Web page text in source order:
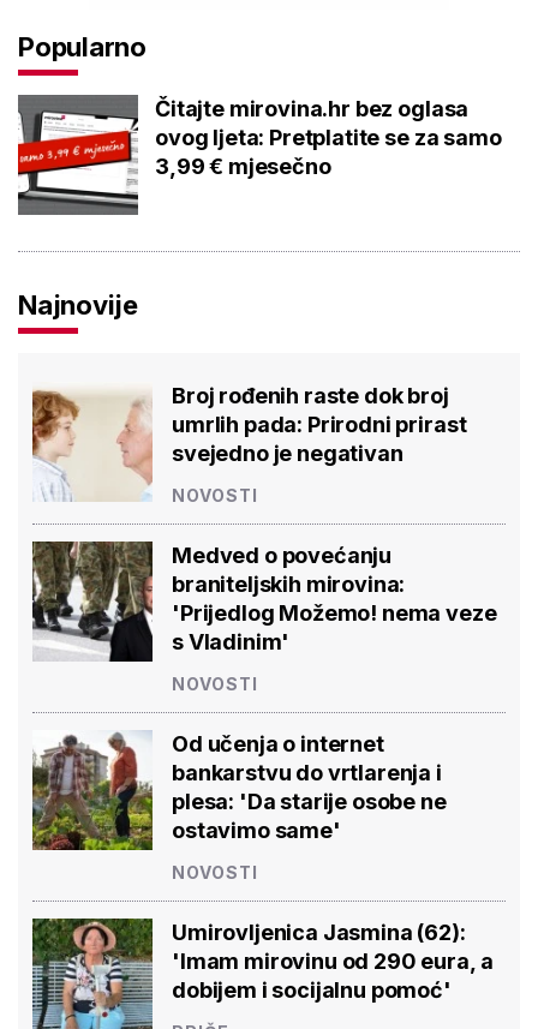
Popularno
Čitajte mirovina.hr bez oglasa
ovog ljeta: Pretplatite se za samo
3,99 € mjesečno
Najnovije
Broj rođenih raste dok broj
umrlih pada: Prirodni prirast
svejedno je negativan
NOVOSTI
Medved o povećanju
braniteljskih mirovina:
'Prijedlog Možemo! nema veze
s Vladinim'
NOVOSTI
Od učenja o internet
bankarstvu do vrtlarenja i
plesa: 'Da starije osobe ne
ostavimo same'
NOVOSTI
Umirovljenica Jasmina (62):
'Imam mirovinu od 290 eura, a
dobijem i socijalnu pomoć'